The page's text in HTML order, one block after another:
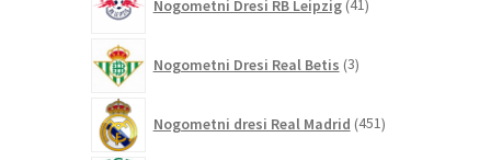
Nogometni Dresi RB Leipzig 41izdelkov
Nogometni Dresi Real Betis 3izdelki
Nogometni dresi Real Madrid 451izdelkov